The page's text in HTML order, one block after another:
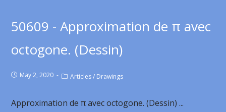
50609 - Approximation de π avec
octogone. (Dessin)
May 2, 2020 Articles / Drawings
Approximation de π avec octogone. (Dessin) ...